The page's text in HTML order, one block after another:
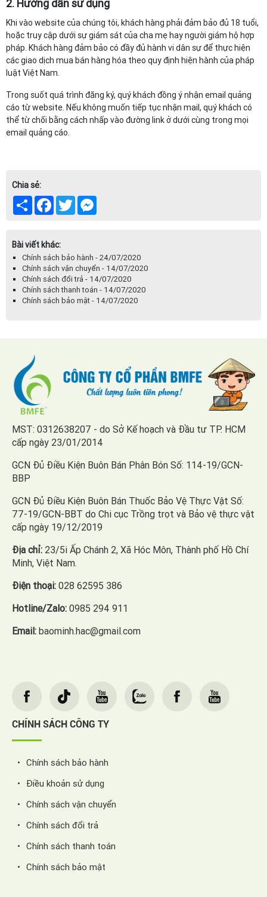
2. Hướng dẫn sử dụng
Khi vào website của chúng tôi, khách hàng phải đảm bảo đủ 18 tuổi,
hoặc truy cập dưới sự giám sát của cha mẹ hay người giám hộ hợp
pháp. Khách hàng đảm bảo có đầy đủ hành vi dân sự để thực hiện
các giao dịch mua bán hàng hóa theo quy định hiện hành của pháp
luật Việt Nam.
Trong suốt quá trình đăng ký, quý khách đồng ý nhận email quảng
cáo từ website. Nếu không muốn tiếp tục nhận mail, quý khách có
thể từ chối bằng cách nhấp vào đường link ở dưới cùng trong mọi
email quảng cáo.
Chia sẻ:
Share Facebook
Twitter
Bài viết khác:
Chính sách bảo hành - 24/07/2020
Chính sách vận chuyển - 14/07/2020
Chính sách đổi trả - 14/07/2020
Chính sách thanh toán - 14/07/2020
Chính sách bảo mật - 14/07/2020
MST: 0312638207 - do Sở Kế hoạch và Đầu tư TP. HCM
cấp ngày 23/01/2014
GCN Đủ Điều Kiện Buôn Bán Phân Bón Số: 114-19/GCN-
BBP
GCN Đủ Điều Kiện Buôn Bán Thuốc Bảo Vệ Thực Vật Số:
77-19/GCN-BBT do Chi cục Trồng trọt và Bảo vệ thực vật
cấp ngày 19/12/2019
Địa chỉ: 23/5i Ấp Chánh 2, Xã Hóc Môn, Thành phố Hồ Chí
Minh, Việt Nam.
Điện thoại: 028 62595 386
Hotline/Zalo: 0985 294 911
Email: baominh.hac@gmail.com
CHÍNH SÁCH CÔNG TY
Chính sách bảo hành
Điều khoản sử dụng
Chính sách vận chuyển
Chính sách đổi trả
Chính sách thanh toán
Chính sách bảo mật